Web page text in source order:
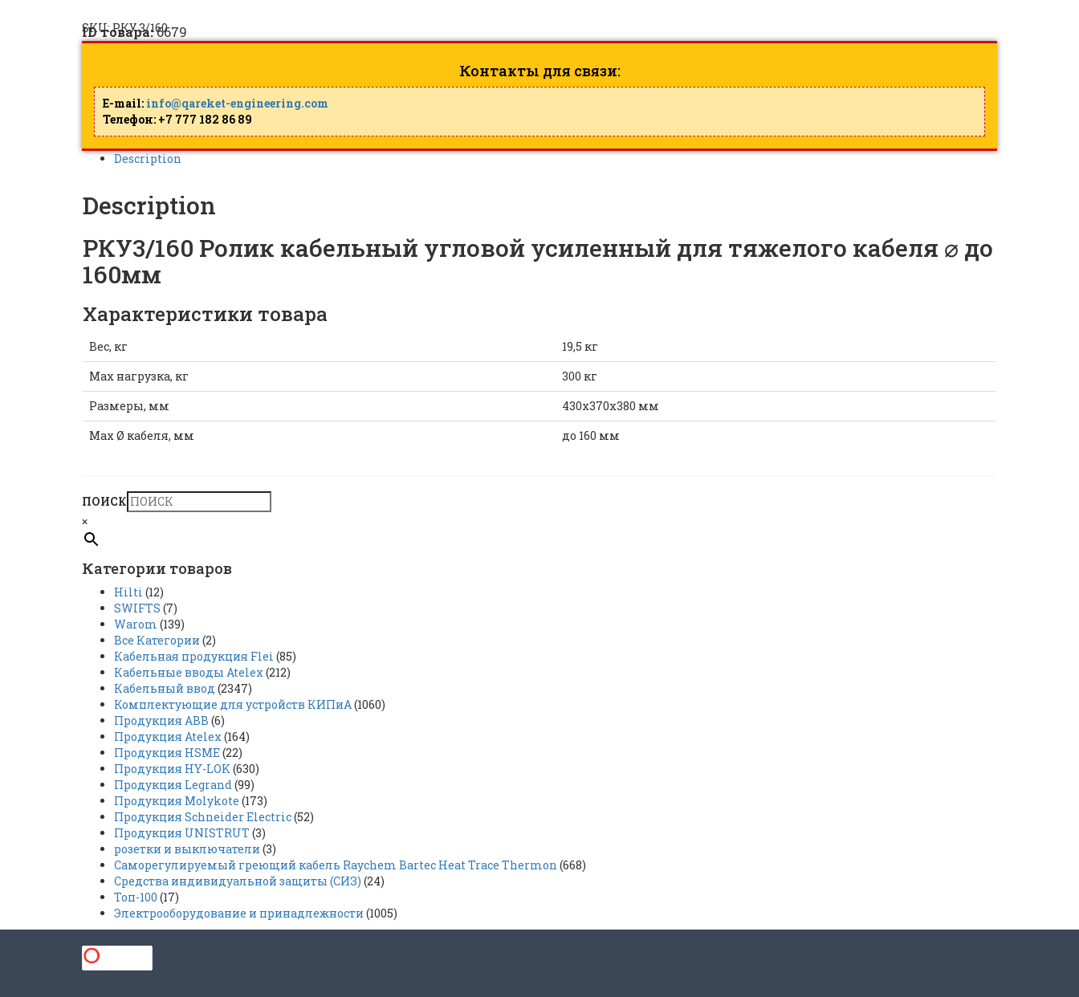
SKU:РКУ 3/160
ID товара:6679
Контакты для связи:
E-mail: info@qareket-engineering.com
Телефон: +7 777 182 86 89
Description
Description
РКУ3/160 Ролик кабельный угловой усиленный для тяжелого кабеля ⌀ до
160мм
Характеристики товара
Вес, кг
19,5 кг
Мах нагрузка, кг
300 кг
Размеры, мм
430х370х380 мм
Мах Ø кабеля, мм
до 160 мм
ПОИСК
×
Категории товаров
Hilti (12)
SWIFTS (7)
Warom (139)
Все Категории (2)
Кабельная продукция Flei (85)
Кабельные вводы Atelex (212)
Кабельный ввод (2347)
Комплектующие для устройств КИПиА (1060)
Продукция ABB (6)
Продукция Atelex (164)
Продукция HSME(22)
Продукция HY-LOK (630)
Продукция Legrand (99)
Продукция Molykote (173)
Продукция Schneider Electric(52)
Продукция UNISTRUT (3)
розетки и выключатели (3)
Саморегулируемый греющий кабель Raychem Bartec Heat Trace Thermon (668)
Средства индивидуальной защиты (СИЗ) (24)
Топ-100 (17)
Электрооборудование и принадлежности (1005)